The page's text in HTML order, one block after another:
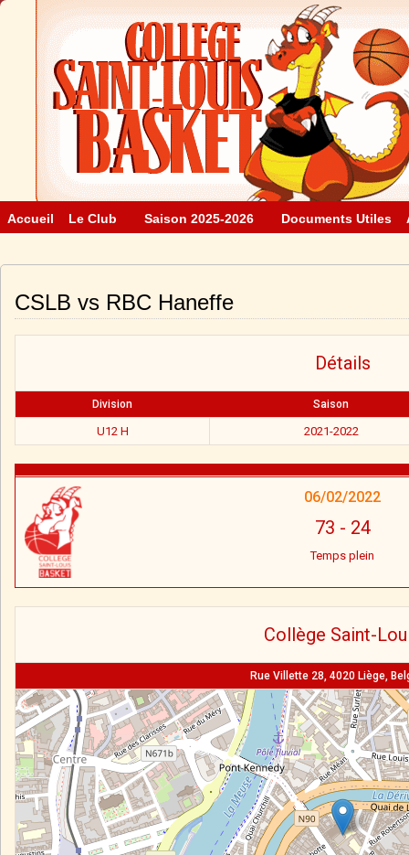
Accueil Le Club Saison 2025-2026 Documents Utiles
CSLB vs RBC Haneffe
Détails
Division Saison
U12 H 2021-2022
06/02/2022
73 - 24
Temps plein
Collège Saint-
Rue Villette 28, 4020 Liège,